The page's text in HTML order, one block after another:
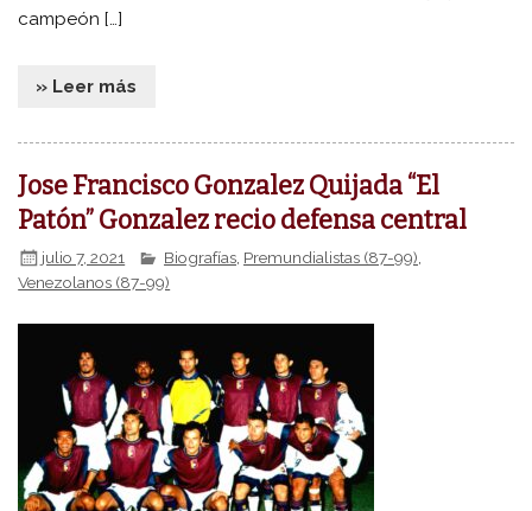
campeón […]
» Leer más
Jose Francisco Gonzalez Quijada “El
Patón” Gonzalez recio defensa central
julio 7, 2021 Biografías Premundialistas (87-99)
Venezolanos (87-99)